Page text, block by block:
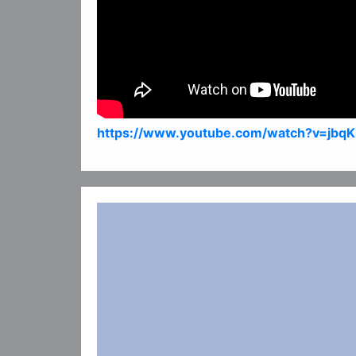
https://www.youtube.com/